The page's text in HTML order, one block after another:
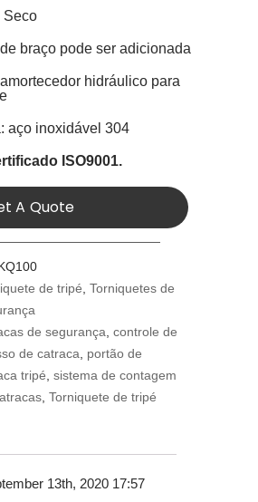
Seco
braço pode ser adicionada
hidráulico para
aço inoxidável 304
ISO9001.
A Quote
de tripé, Torniquetes de
de segurança, controle de
de catraca, portão de
tripé, sistema de contagem
, Torniquete de tripé
13th, 2020 17:57